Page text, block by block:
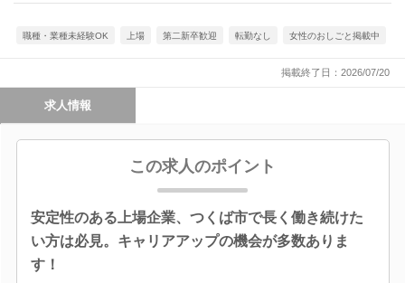
職種・業種未経験OK 上場 第二新卒歓迎 転勤なし 女性のおしごと掲載中
掲載終了日：2026/07/20
求人情報
この求人のポイント
安定性のある上場企業、つくば市で長く働き続けた
い方は必見。キャリアアップの機会が多数ありま
す！